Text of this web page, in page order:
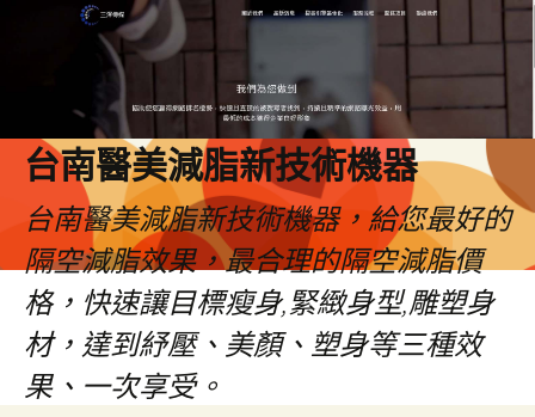
台南醫美減脂新技術機器
台南醫美減脂新技術機器，給您最好的
隔空減脂效果，最合理的隔空減脂價
格，快速讓目標瘦身,緊緻身型,雕塑身
材，達到紓壓、美顏、塑身等三種效
果、一次享受。